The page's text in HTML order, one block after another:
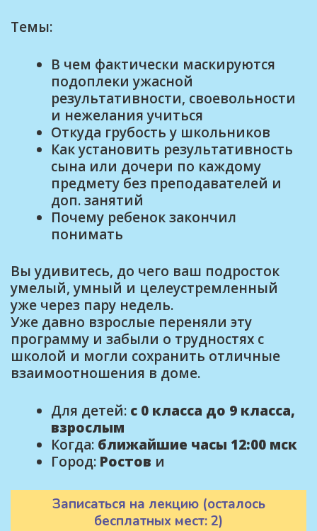
Темы:
В чем фактически маскируются
подоплеки ужасной
результативности, своевольности
и нежелания учиться
Откуда грубость у школьников
Как установить результативность
сына или дочери по каждому
предмету без преподавателей и
доп. занятий
Почему ребенок закончил
понимать
Вы удивитесь, до чего ваш подросток
умелый, умный и целеустремленный
уже через пару недель.
Уже давно взрослые переняли эту
программу и забыли о трудностях с
школой и могли сохранить отличные
взаимоотношения в доме.
Для детей: с 0 класса до 9 класса,
взрослым
Когда: ближайшие часы 12:00 мск
Город: Ростов и
Записаться на лекцию (осталось
бесплатных мест: 2)